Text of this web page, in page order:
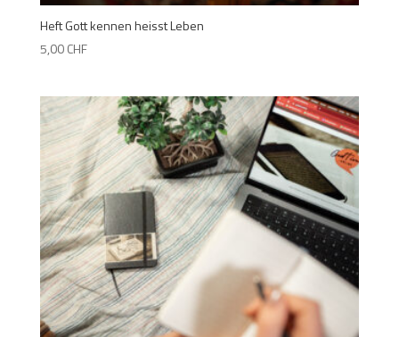
Heft Gott kennen heisst Leben
5,00CHF